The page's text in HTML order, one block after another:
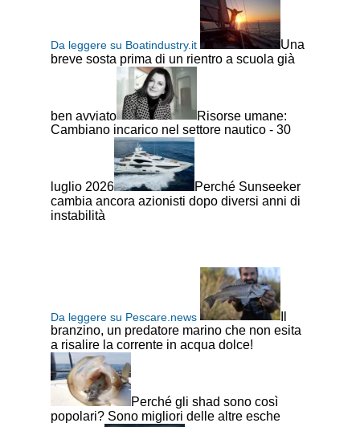
Da leggere su Boatindustry.it
Una
breve sosta prima di un rientro a scuola già
ben avviato
Risorse umane:
Cambiano incarico nel settore nautico - 30
luglio 2026
Perché Sunseeker
cambia ancora azionisti dopo diversi anni di
instabilità
Da leggere su Pescare.news
branzino, un predatore marino che non esita
a risalire la corrente in acqua dolce!
Perché gli shad sono così
popolari? Sono migliori delle altre esche